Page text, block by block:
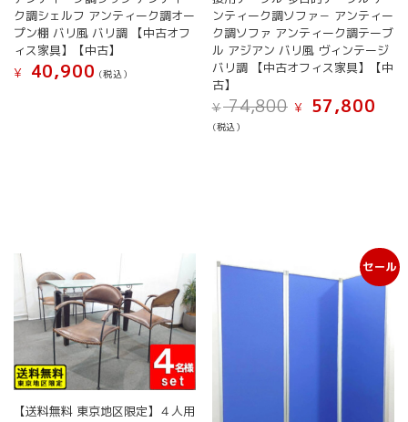
ク調シェルフ アンティーク調オー
プン棚 バリ風 バリ調 【中古オフ
ィス家具】【中古】
¥
40,900 (税込）
ンティーク調ソファ－ アンティー
ク調ソファ アンティーク調テーブ
ル アジアン バリ風 ヴィンテージ
バリ調 【中古オフィス家具】【中
古】
¥74,800 元
の
¥ 57,800
(税込）
【送料無料 東京地区限定】４人用
セール